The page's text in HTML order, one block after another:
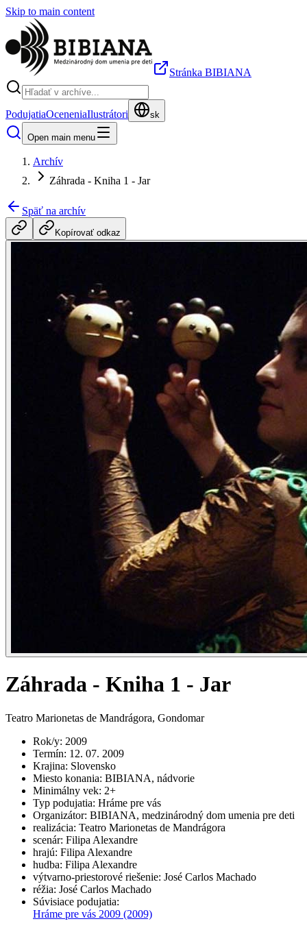
Skip to main content
Stránka BIBIANA
PodujatiaOceneniaIlustrátori sk
Open main menu
Archív
Záhrada - Kniha 1 - Jar
Späť na archív
Kopírovať odkaz
Záhrada - Kniha 1 - Jar
Teatro Marionetas de Mandrágora, Gondomar
Rok/y: 2009
Termín: 12. 07. 2009
Krajina: Slovensko
Miesto konania: BIBIANA, nádvorie
Minimálny vek: 2+
Typ podujatia: Hráme pre vás
Organizátor: BIBIANA, medzinárodný dom umenia pre deti
realizácia: Teatro Marionetas de Mandrágora
scenár: Filipa Alexandre
hrajú: Filipa Alexandre
hudba: Filipa Alexandre
výtvarno-priestorové riešenie: José Carlos Machado
réžia: José Carlos Machado
Súvisiace podujatia:
Hráme pre vás 2009 (2009)